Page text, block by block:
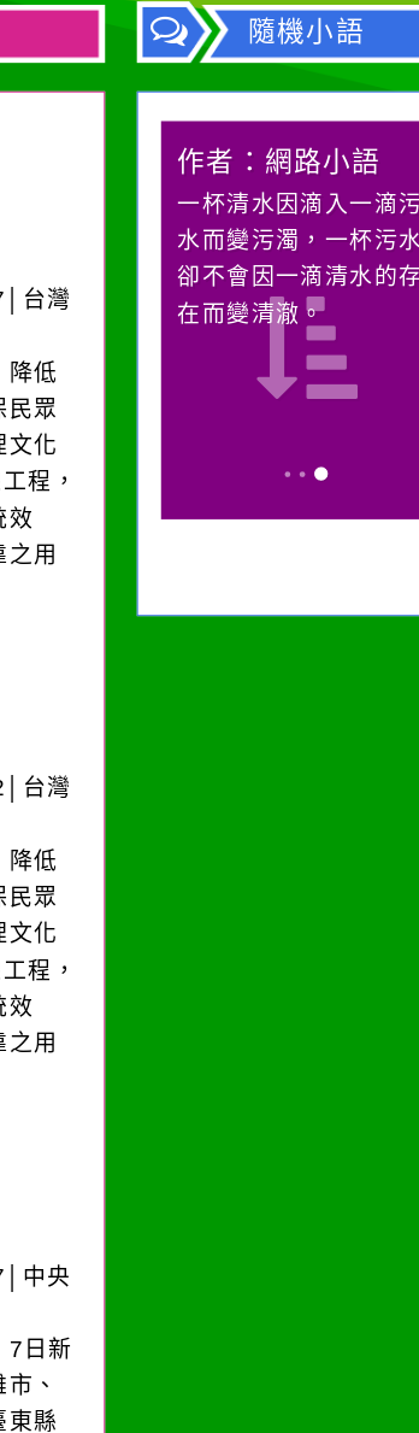
台灣
降低
民眾
文化
程，
效
之用
台灣
降低
民眾
文化
程，
效
之用
中央
7日新
、
東縣
隨機小語
小語
子。你對
作者：網路小語
一杯清水因滴入一滴
水而變污濁，一杯污
卻不會因一滴清水的存
在而變清澈。